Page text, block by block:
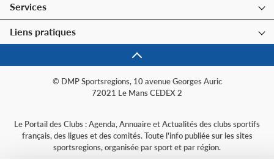
Services
Liens pratiques
© DMP Sportsregions, 10 avenue Georges Auric
72021 Le Mans CEDEX 2
Le Portail des Clubs : Agenda, Annuaire et Actualités des clubs sportifs
français, des ligues et des comités. Toute l'info publiée sur les sites
sportsregions, organisée par sport et par région.